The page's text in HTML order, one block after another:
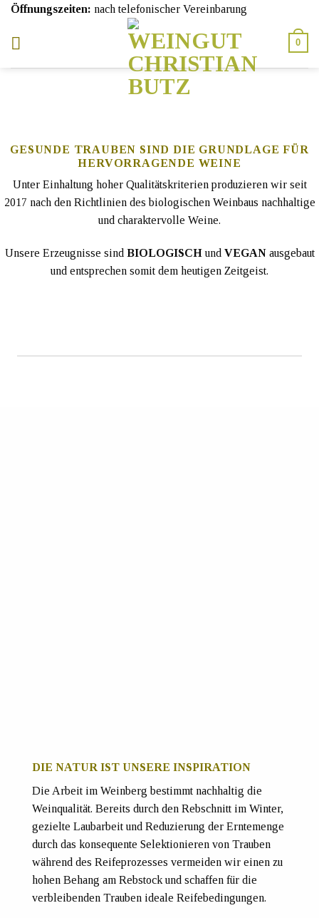
Skip
content
Öffnungszeiten: nach telefonischer Vereinbarung
0
GESUNDE TRAUBEN SIND DIE GRUNDLAGE FÜR
HERVORRAGENDE WEINE
Unter Einhaltung hoher Qualitätskriterien produzieren wir seit
2017 nach den Richtlinien des biologischen Weinbaus nachhaltige
und charaktervolle Weine.
Unsere Erzeugnisse sind BIOLOGISCHund VEGANausgebaut
und entsprechen somit dem heutigen Zeitgeist.
DIE NATUR IST UNSERE INSPIRATION
Die Arbeit im Weinberg bestimmt nachhaltig die
Weinqualität. Bereits durch den Rebschnitt im Winter,
gezielte Laubarbeit und Reduzierung der Erntemenge
durch das konsequente Selektionieren von Trauben
während des Reifeprozesses vermeiden wir einen zu
hohen Behang am Rebstock und schaffen für die
verbleibenden Trauben ideale Reifebedingungen.